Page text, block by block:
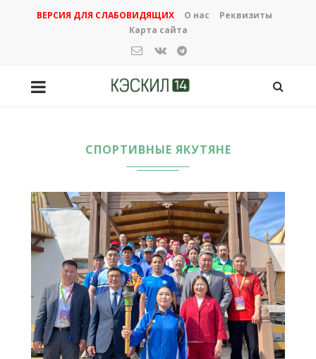
ВЕРСИЯ ДЛЯ СЛАБОВИДЯЩИХ О нас
Реквизиты
Карта сайта
СПОРТИВНЫЕ ЯКУТЯНЕ